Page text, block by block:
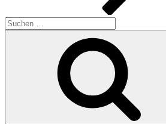
Suchen
nach: